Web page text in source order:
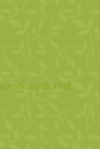
cysty, myomy a ještě